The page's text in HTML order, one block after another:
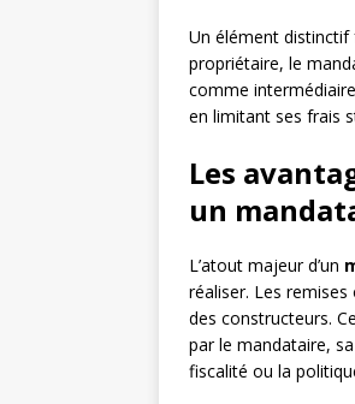
Un élément
propriétaire, le
comme
en limitant ses frais
Les
un
L’atout majeur d’un
réaliser. Les
des constructeurs.
par le mandataire,
fiscalité ou la